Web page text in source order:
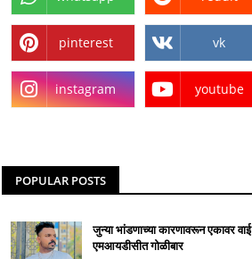
pinterest vk
instagram youtube
POPULAR POSTS
जुन्या भांडणाच्या कारणावरून एकावर वाई
एमआयडीसीत गोळीबार